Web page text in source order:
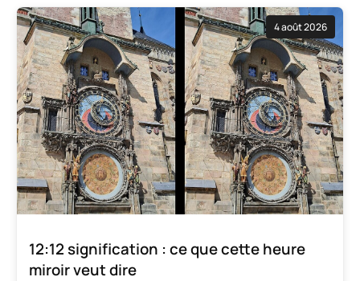
4 août 2026
12:12 signification : ce que cette heure
miroir veut dire